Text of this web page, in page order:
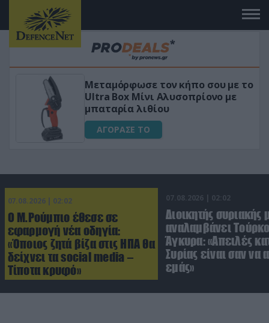
«Μαγική» φόρμουλα τριβόλι + VIP
για αύξηση της λίμπιντο
ΑΓΟΡΑΣΕ ΤΟ
07.08.2026 | 02:02
Ο Μ.Ρούμπιο έθεσε σε
εφαρμογή νέα οδηγία:
«Όποιος ζητά βίζα στις ΗΠΑ θα
δείχνει τα social media –
Τίποτα κρυφό»
07.08.2026 | 02:02
Διοικητής συριακής
αναλαμβάνει
Άγκυρα: «Απειλές
Συρίας είναι σαν να
εμάς»